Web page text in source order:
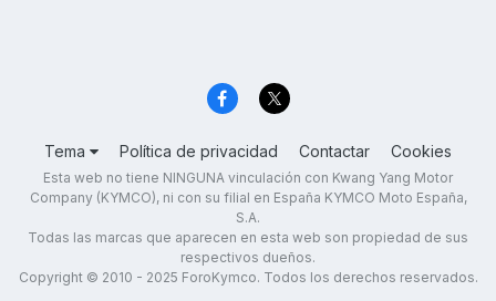
Tema Política de privacidad Contactar Cookies
Esta web no tiene NINGUNA vinculación con Kwang Yang Motor
Company (KYMCO), ni con su filial en España KYMCO Moto España,
S.A.
Todas las marcas que aparecen en esta web son propiedad de sus
respectivos dueños.
Copyright © 2010 - 2025 ForoKymco. Todos los derechos reservados.